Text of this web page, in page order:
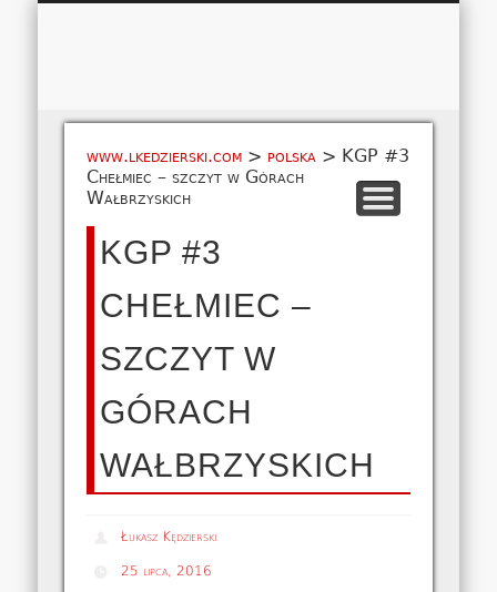
O NAS
EUROPA A-M
EUROPA N-Z
AZJA
AFRYKA
AMERYKA
OCEANIA
MAPA
WSPÓŁPRACA
KONTAKT
www.lkedzierski.com > polska > KGP #3
Chełmiec – szczyt w Górach
Wałbrzyskich
KGP #3
CHEŁMIEC –
SZCZYT W
GÓRACH
WAŁBRZYSKICH
Łukasz Kędzierski
25 lipca, 2016